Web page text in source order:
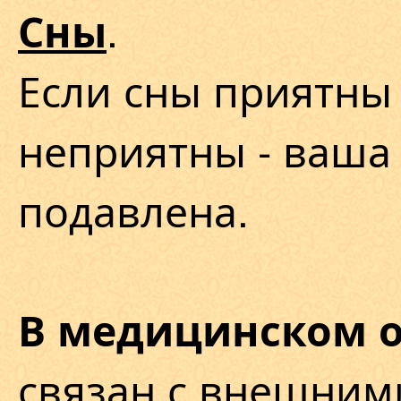
Сны.
Если сны
неприятны - ваша
подавлена.
В медицинском
связан с